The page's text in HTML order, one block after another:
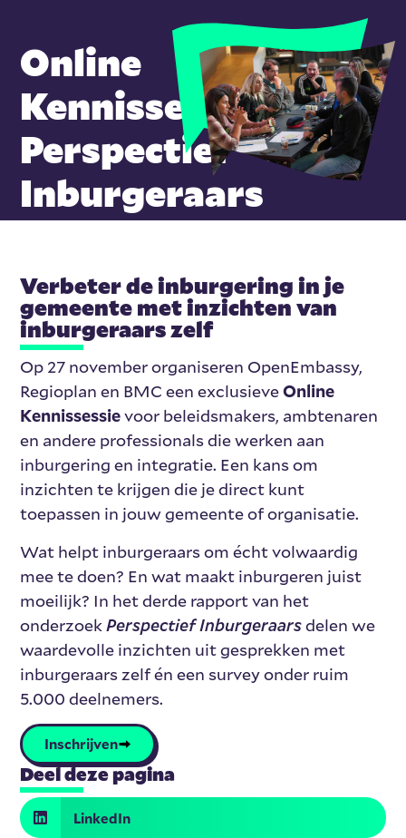
Online
Kennissessie
Perspectief
Inburgeraars
Verbeter de inburgering in je
gemeente met inzichten van
inburgeraars zelf
Op 27 november organiseren OpenEmbassy,
Regioplan en BMC een exclusieveOnline
Kennissessievoor beleidsmakers, ambtenaren
en andere professionals die werken aan
inburgering en integratie. Een kans om
inzichten te krijgen die je direct kunt
toepassen in jouw gemeente of organisatie.
Wat helpt inburgeraars om écht volwaardig
mee te doen? En wat maakt inburgeren juist
moeilijk? In het derde rapport van het
onderzoekPerspectief Inburgeraarsdelen we
waardevolle inzichten uit gesprekken met
inburgeraars zelf én een survey onder ruim
5.000 deelnemers.
Inschrijven
Deel deze pagina
LinkedIn